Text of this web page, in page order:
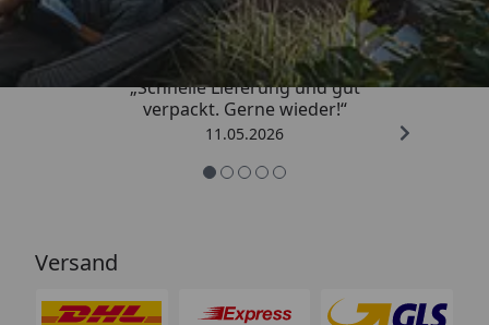
4,93/ 5
„Schnelle Lieferung und gut
verpackt. Gerne wieder!“
11.05.2026
Versand